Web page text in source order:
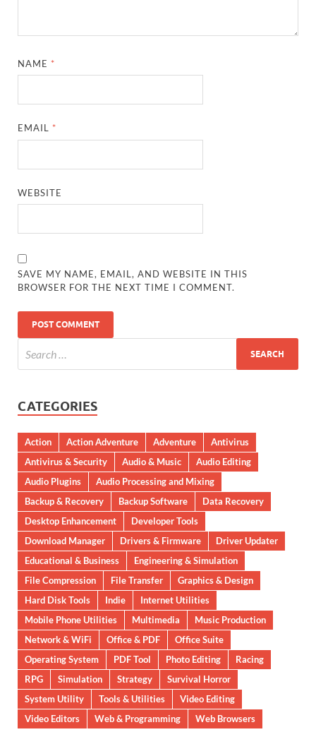
NAME *
EMAIL *
WEBSITE
SAVE MY NAME, EMAIL, AND WEBSITE IN THIS
BROWSER FOR THE NEXT TIME I COMMENT.
CATEGORIES
Action Action Adventure Adventure
Antivirus
Antivirus & Security
Audio & Music
Audio Editing
Audio Plugins
Audio Processing and Mixing
Backup & Recovery
Backup Software
Data Recovery
Desktop Enhancement
Developer Tools
Download Manager
Drivers & Firmware
Driver Updater
Educational & Business
Engineering & Simulation
File Compression
File Transfer
Graphics & Design
Hard Disk Tools
Indie
Internet Utilities
Mobile Phone Utilities
Multimedia
Music Production
Network & WiFi
Office & PDF
Office Suite
Operating System
PDF Tool Photo Editing
Racing
RPG
Simulation Strategy
Survival Horror
System Utility
Tools & Utilities
Video Editing
Video Editors
Web & Programming Web Browsers